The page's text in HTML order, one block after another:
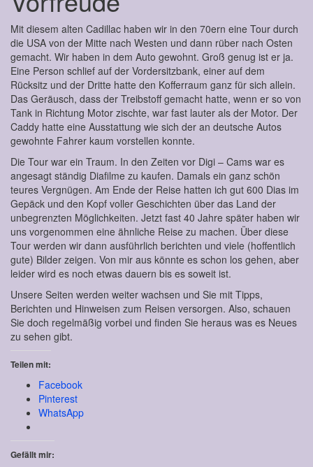
Mit diesem alten Cadillac haben wir in den 70ern eine Tour durch
die USA von der Mitte nach Westen und dann rüber nach Osten
gemacht. Wir haben in dem Auto gewohnt. Groß genug ist er ja.
Eine Person schlief auf der Vordersitzbank, einer auf dem
Rücksitz und der Dritte hatte den Kofferraum ganz für sich allein.
Das Geräusch, dass der Treibstoff gemacht hatte, wenn er so von
Tank in Richtung Motor zischte, war fast lauter als der Motor. Der
Caddy hatte eine Ausstattung wie sich der an deutsche Autos
gewohnte Fahrer kaum vorstellen konnte.
Die Tour war ein Traum. In den Zeiten vor Digi – Cams war es
angesagt ständig Diafilme zu kaufen. Damals ein ganz schön
teures Vergnügen. Am Ende der Reise hatten ich gut 600 Dias im
Gepäck und den Kopf voller Geschichten über das Land der
unbegrenzten Möglichkeiten. Jetzt fast 40 Jahre später haben wir
uns vorgenommen eine ähnliche Reise zu machen. Über diese
Tour werden wir dann ausführlich berichten und viele (hoffentlich
gute) Bilder zeigen. Von mir aus könnte es schon los gehen, aber
leider wird es noch etwas dauern bis es soweit ist.
Unsere Seiten werden weiter wachsen und Sie mit Tipps,
Berichten und Hinweisen zum Reisen versorgen. Also, schauen
Sie doch regelmäßig vorbei und finden Sie heraus was es Neues
zu sehen gibt.
Teilen mit:
Facebook
Pinterest
WhatsApp
Gefällt mir: